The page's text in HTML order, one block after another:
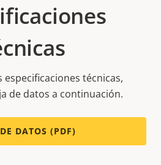
especificaciones técnicas,
de datos a continuación.
DATOS (PDF)